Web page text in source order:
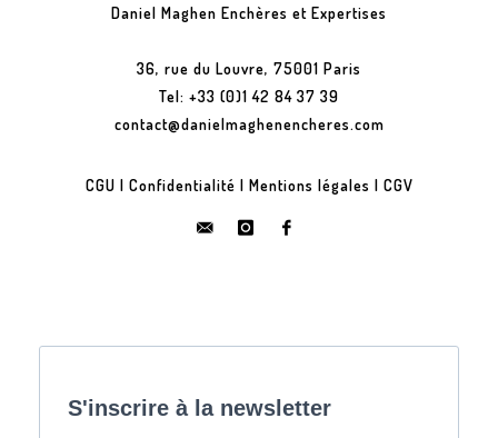
Daniel Maghen Enchères et Expertises
36, rue du Louvre, 75001 Paris
Tel: +33 (0)1 42 84 37 39
contact@danielmaghenencheres.com
CGU | Confidentialité | Mentions légales | CGV